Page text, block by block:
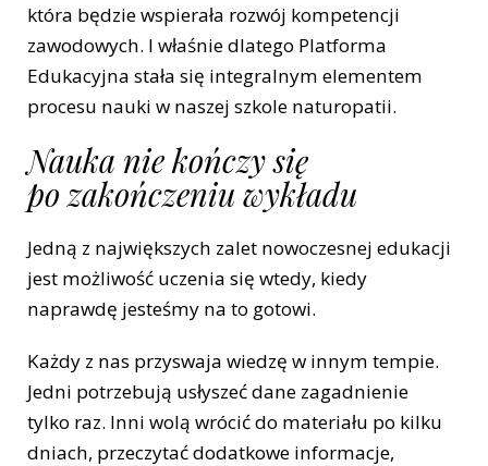
która będzie wspierała rozwój kompetencji
zawodowych. I właśnie dlatego Platforma
Edukacyjna stała się integralnym elementem
procesu nauki w naszej szkole naturopatii.
Nauka nie kończy się
po zakończeniu wykładu
Jedną z największych zalet nowoczesnej edukacji
jest możliwość uczenia się wtedy, kiedy
naprawdę jesteśmy na to gotowi.
Każdy z nas przyswaja wiedzę w innym tempie.
Jedni potrzebują usłyszeć dane zagadnienie
tylko raz. Inni wolą wrócić do materiału po kilku
dniach, przeczytać dodatkowe informacje,